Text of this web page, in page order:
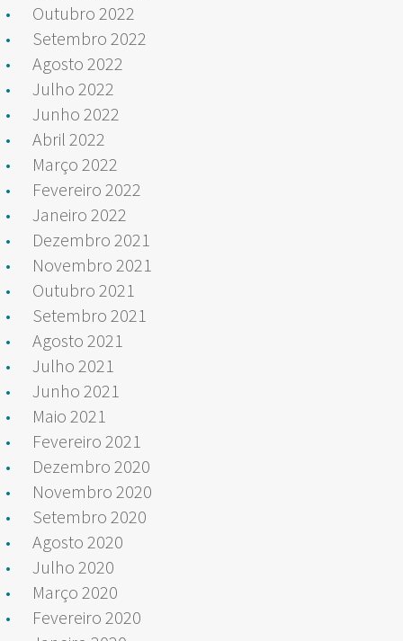
Outubro 2022
Setembro 2022
Agosto 2022
Julho 2022
Junho 2022
Abril 2022
Março 2022
Fevereiro 2022
Janeiro 2022
Dezembro 2021
Novembro 2021
Outubro 2021
Setembro 2021
Agosto 2021
Julho 2021
Junho 2021
Maio 2021
Fevereiro 2021
Dezembro 2020
Novembro 2020
Setembro 2020
Agosto 2020
Julho 2020
Março 2020
Fevereiro 2020